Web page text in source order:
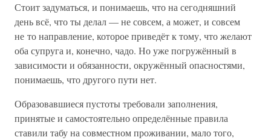
Стоит задуматься, и понимаешь, что на сегодняшний
день всё, что ты делал — не совсем, а может, и совсем
не то направление, которое приведёт к тому, что желают
оба супруга и, конечно, чадо. Но уже погружённый в
зависимости и обязанности, окружённый опасностями,
понимаешь, что другого пути нет.
Образовавшиеся пустоты требовали заполнения,
принятые и самостоятельно определённые правила
ставили табу на совместном проживании, мало того,